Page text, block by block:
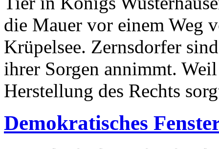
die Mauer vor einem Weg
Krüpelsee. Zernsdorfer
ihrer Sorgen annimmt.
Herstellung des Rechts
Demokratisches